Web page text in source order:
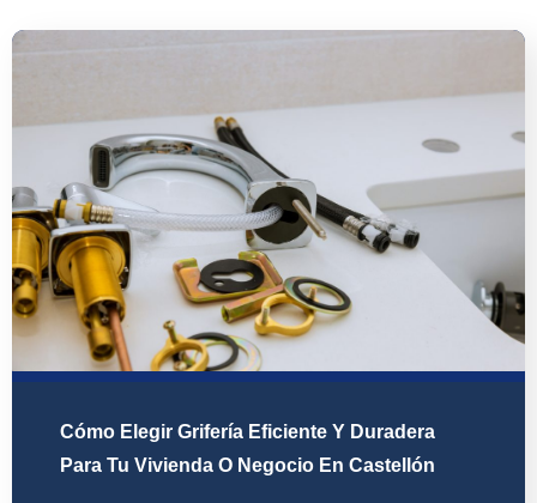
Cómo Elegir Grifería Eficiente Y Duradera
Para Tu Vivienda O Negocio En Castellón